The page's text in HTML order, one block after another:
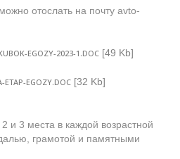
отослать на почту avto-
EGOZY-2023-1.DOC [49 Kb]
ETAP-EGOZY.DOC [32 Kb]
и 3 места в каждой возрастной
грамотой и памятными